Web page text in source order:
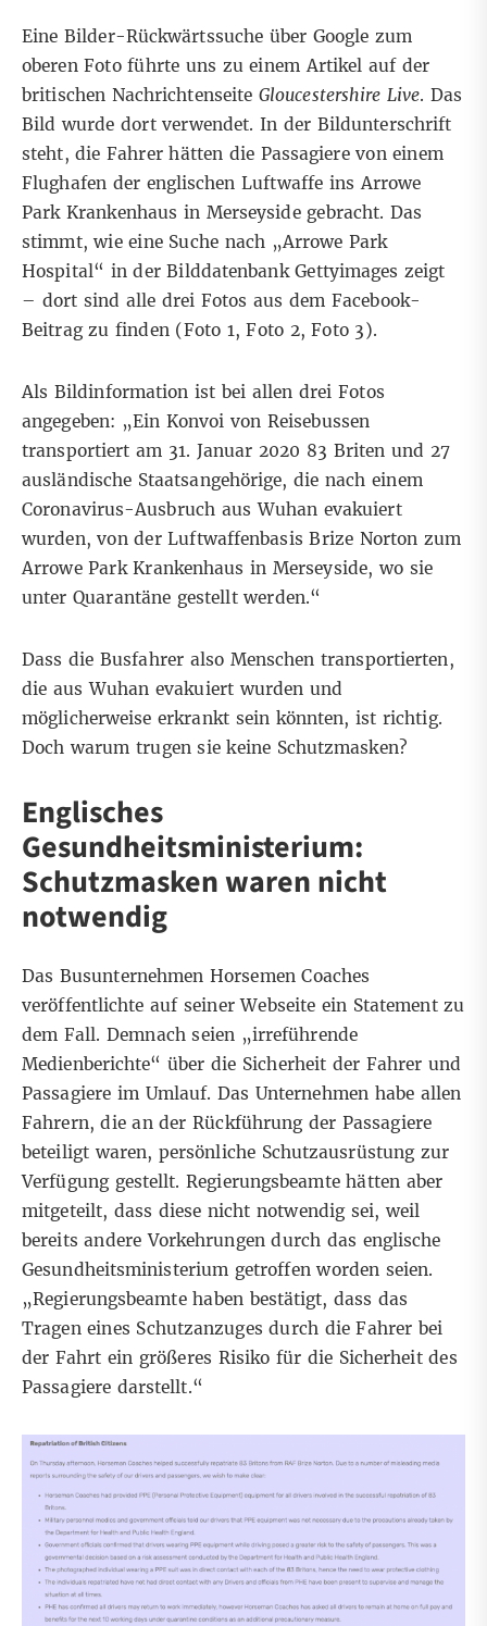
EineBilder-Rückwärtssuche über Google zum
oberen Foto führte uns zu einem Artikel auf der
britischen Nachrichtenseite Gloucestershire Live. Das
Bild wurde dort verwendet. In der Bildunterschrift
steht, die Fahrer hätten die Passagiere von einem
Flughafen der englischen Luftwaffe ins Arrowe
Park Krankenhaus in Merseyside gebracht. Das
stimmt, wieeine Suche nach „Arrowe Park
Hospital“ in der Bilddatenbank Gettyimages zeigt
– dort sind alle drei Fotos aus dem Facebook-
Beitrag zu finden (Foto 1,Foto 2,Foto 3).
Als Bildinformation ist bei allen drei Fotos
angegeben: „Ein Konvoi von Reisebussen
transportiert am 31. Januar 2020 83 Briten und 27
ausländische Staatsangehörige, die nach einem
Coronavirus-Ausbruch aus Wuhan evakuiert
wurden, von der Luftwaffenbasis Brize Norton zum
Arrowe Park Krankenhaus in Merseyside, wo sie
unter Quarantäne gestellt werden.“
Dass die Busfahrer also Menschen transportierten,
die aus Wuhan evakuiert wurden und
möglicherweise erkrankt sein könnten, ist richtig.
Doch warum trugen sie keine Schutzmasken?
Englisches
Gesundheitsministerium:
Schutzmasken waren nicht
notwendig
Das Busunternehmen Horsemen Coaches
veröffentlichte auf seiner Webseite ein Statement zu
dem Fall. Demnach seien „irreführende
Medienberichte“ über die Sicherheit der Fahrer und
Passagiere im Umlauf. Das Unternehmen habe allen
Fahrern, die an der Rückführung der Passagiere
beteiligt waren, persönliche Schutzausrüstung zur
Verfügung gestellt. Regierungsbeamte hätten aber
mitgeteilt, dass diese nicht notwendig sei, weil
bereits andere Vorkehrungen durch das englische
Gesundheitsministerium getroffen worden seien.
„Regierungsbeamte haben bestätigt, dass das
Tragen eines Schutzanzuges durch die Fahrer bei
der Fahrt ein größeres Risiko für die Sicherheit des
Passagiere darstellt.“